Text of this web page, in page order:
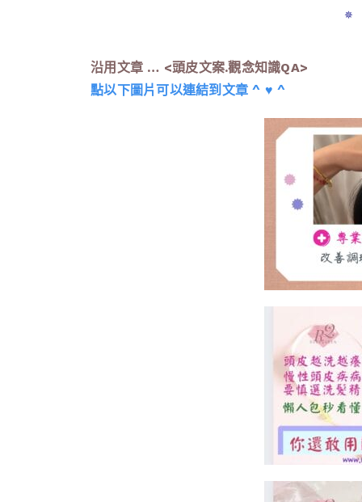
沿用文章 … <頭皮文案.觀念知識QA>
點以下圖片可以連結到文章 ^ ♥ ^